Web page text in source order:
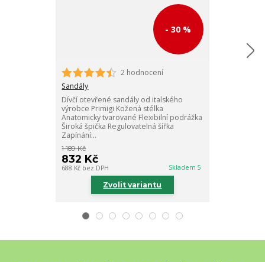
- 30 %
2 hodnocení
Sandály
Dívčí otevřené sandály od italského
výrobce Primigi Kožená stélka
Anatomicky tvarované Flexibilní podrážka
Široká špička Regulovatelná šířka
Zapínání...
1 189 Kč
832 Kč
688 Kč bez DPH Skladem 5
Zvolit variantu